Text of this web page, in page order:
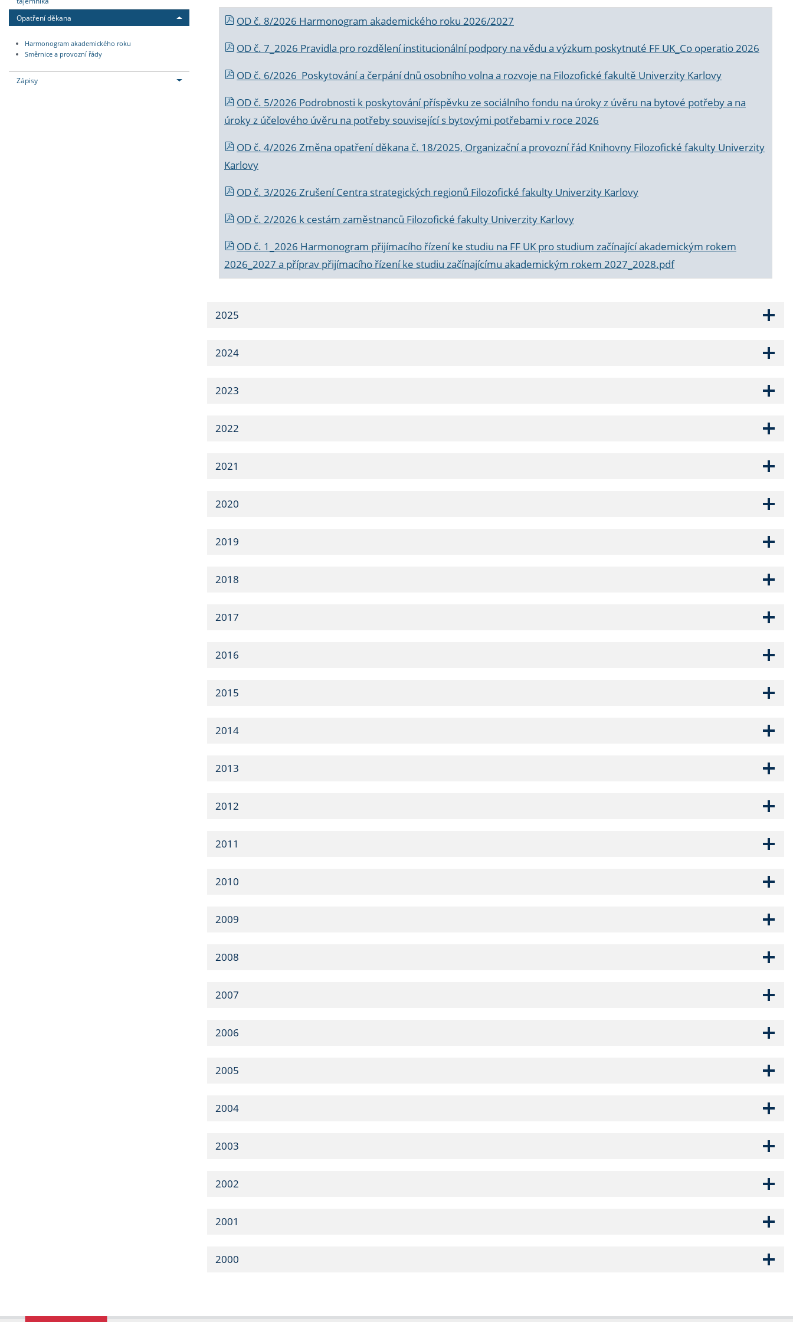
Opatření děkana
Harmonogram akademického roku
Směrnice a provozní řády
Zápisy
OD č. 8/2026 Harmonogram akademického roku 2026/2027
OD č. 7_2026 Pravidla pro rozdělení institucionální podpory na vědu a výzkum poskytnuté FF UK_Co operatio 2026
OD č. 6/2026 Poskytování a čerpání dnů osobního volna a rozvoje na Filozofické fakultě Univerzity Karlovy
OD č. 5/2026 Podrobnosti k poskytování příspěvku ze sociálního fondu na úroky z úvěru na bytové potřeby a na
úroky z účelového úvěru na potřeby související s bytovými potřebami v roce 2026
OD č. 4/2026 Změna opatření děkana č. 18/2025, Organizační a provozní řád Knihovny Filozofické fakulty Univerzity
Karlovy
OD č. 3/2026 Zrušení Centra strategických regionů Filozofické fakulty Univerzity Karlovy
OD č. 2/2026 k cestám zaměstnanců Filozofické fakulty Univerzity Karlovy
OD č. 1_2026 Harmonogram přijímacího řízení ke studiu na FF UK pro studium začínající akademickým rokem
2026_2027 a příprav přijímacího řízení ke studiu začínajícímu akademickým rokem 2027_2028.pdf
2025
2024
2023
2022
2021
2020
2019
2018
2017
2016
2015
2014
2013
2012
2011
2010
2009
2008
2007
2006
2005
2004
2003
2002
2001
2000